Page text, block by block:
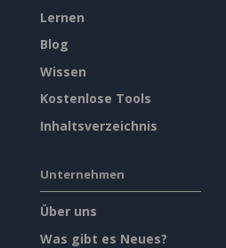
Lernen
Blog
Wissen
Kostenlose Tools
Inhaltsverzeichnis
Unternehmen
Über uns
Was gibt es Neues?